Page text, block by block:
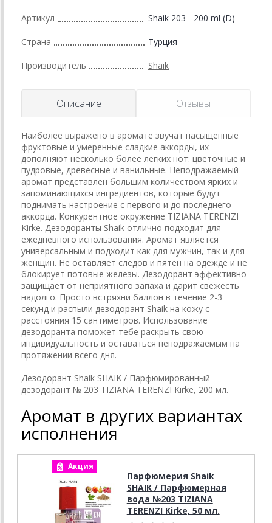
Артикул Shaik 203 - 200 ml (D)
Страна Турция
Производитель Shaik
Описание Отзывы
Наиболее выражено в аромате звучат насыщенные
фруктовые и умеренные сладкие аккорды, их
дополняют несколько более легких нот: цветочные и
пудровые, древесные и ванильные. Неподражаемый
аромат представлен большим количеством ярких и
запоминающихся ингредиентов, которые будут
поднимать настроение с первого и до последнего
аккорда. Конкурентное окружение TIZIANA TERENZI
Kirke. Дезодоранты Shaik отлично подходит для
ежедневного использования. Аромат является
универсальным и подходит как для мужчин, так и для
женщин. Не оставляет следов и пятен на одежде и не
блокирует потовые железы. Дезодорант эффективно
защищает от неприятного запаха и дарит свежесть
надолго. Просто встряхни баллон в течение 2-3
секунд и распыли дезодорант Shaik на кожу с
расстояния 15 сантиметров. Использование
дезодоранта поможет тебе раскрыть свою
индивидуальность и оставаться неподражаемым на
протяжении всего дня.
Дезодорант Shaik SHAIK / Парфюмированный
дезодорант № 203 TIZIANA TERENZI Kirke, 200 мл.
Аромат в других вариантах
исполнения
Акция
Парфюмерия Shaik
SHAIK / Парфюмерная
вода №203 TIZIANA
TERENZI Kirke, 50 мл.